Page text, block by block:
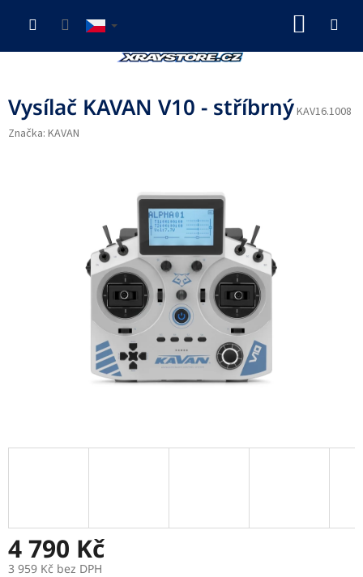
Vysílač KAVAN V10 - stříbrnýKAV16.1008
Značka: KAVAN
4 790 Kč
3 959 Kč bez DPH